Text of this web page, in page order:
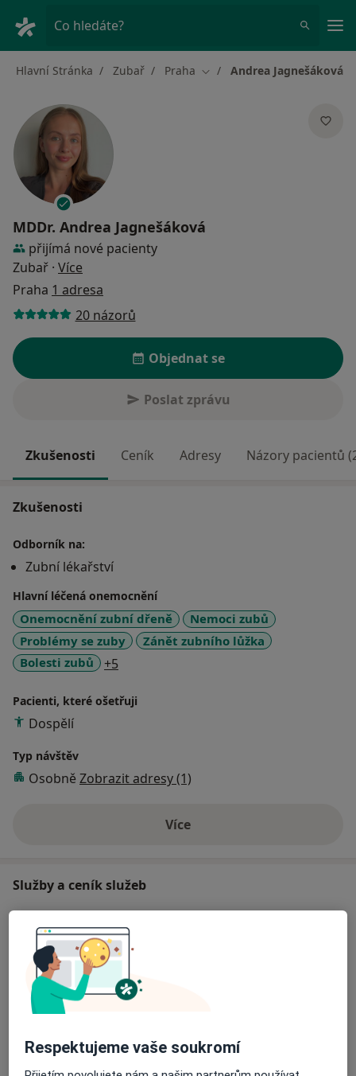
Co hledáte?
Hlavní Stránka Zubař Praha Změna města
Andrea Jagnešáková
MDDr. Andrea Jagnešáková
přijímá nové pacienty
Zubař · Více
Praha 1 adresa
20 názorů
Objednat se
Poslat zprávu
Zkušenosti Ceník Adresy Názory pacientů
Zkušenosti
Odborník na:
Zubní lékařství
Hlavní léčená onemocnění
Onemocnění zubní dřeně
Nemoci zubů
Problémy se zuby
Zánět zubního lůžka
Bolesti zubů
+5
Pacienti, které ošetřuji
Dospělí
Typ návštěv
Osobně Zobrazit adresy (1)
Víceo zkušenostech
Služby a ceník služeb
Komplexní vstupní vyšetření (vč. RTG
dokumentace)
Hrazeno pojišťovnou
Ošetření kazu/plomba
Od 2 900 Kč
Respektujeme vaše soukromí